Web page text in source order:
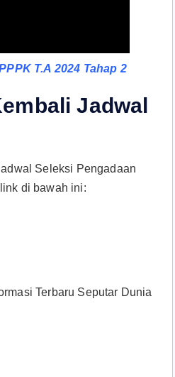
T.A 2024 Tahap 2
Jadwal
Seleksi Pengadaan
di bawah ini:
Terbaru Seputar Dunia